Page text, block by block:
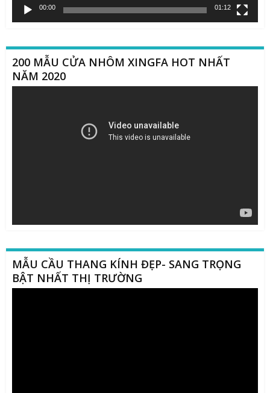
00:00 01:12
200 MẪU CỬA NHÔM XINGFA HOT NHẤT
NĂM 2020
MẪU CẦU THANG KÍNH ĐẸP- SANG TRỌNG
BẬT NHẤT THỊ TRƯỜNG